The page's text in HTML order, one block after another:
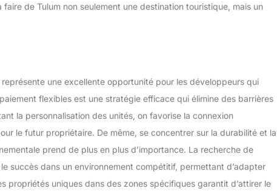
de Tulum non seulement une destination touristique, mais un
une excellente opportunité pour les développeurs qui
flexibles est une stratégie efficace qui élimine des barrières
la personnalisation des unités, on favorise la connexion
le futur propriétaire. De même, se concentrer sur la durabilité et la
prend de plus en plus d’importance. La recherche de
succès dans un environnement compétitif, permettant d’adapter
propriétés uniques dans des zones spécifiques garantit d’attirer le